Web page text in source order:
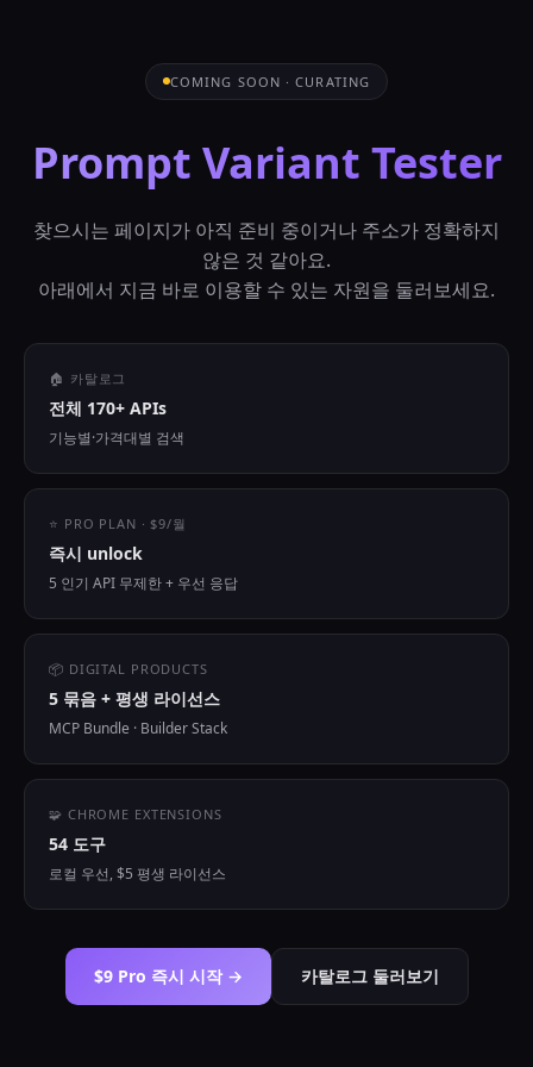
COMING SOON · CURATING
Prompt Variant Tester
찾으시는 페이지가 아직 준비 중이거나 주소가 정확하지
않은 것 같아요.
아래에서 지금 바로 이용할 수 있는 자원을 둘러보세요.
🏠 카탈로그
전체 170+ APIs
기능별·가격대별 검색
⭐ PRO PLAN · $9/월
즉시 unlock
5 인기 API 무제한 + 우선 응답
📦 DIGITAL PRODUCTS
5 묶음 + 평생 라이선스
MCP Bundle · Builder Stack
🧩 CHROME EXTENSIONS
54 도구
로컬 우선, $5 평생 라이선스
$9 Pro 즉시 시작 → 카탈로그 둘러보기